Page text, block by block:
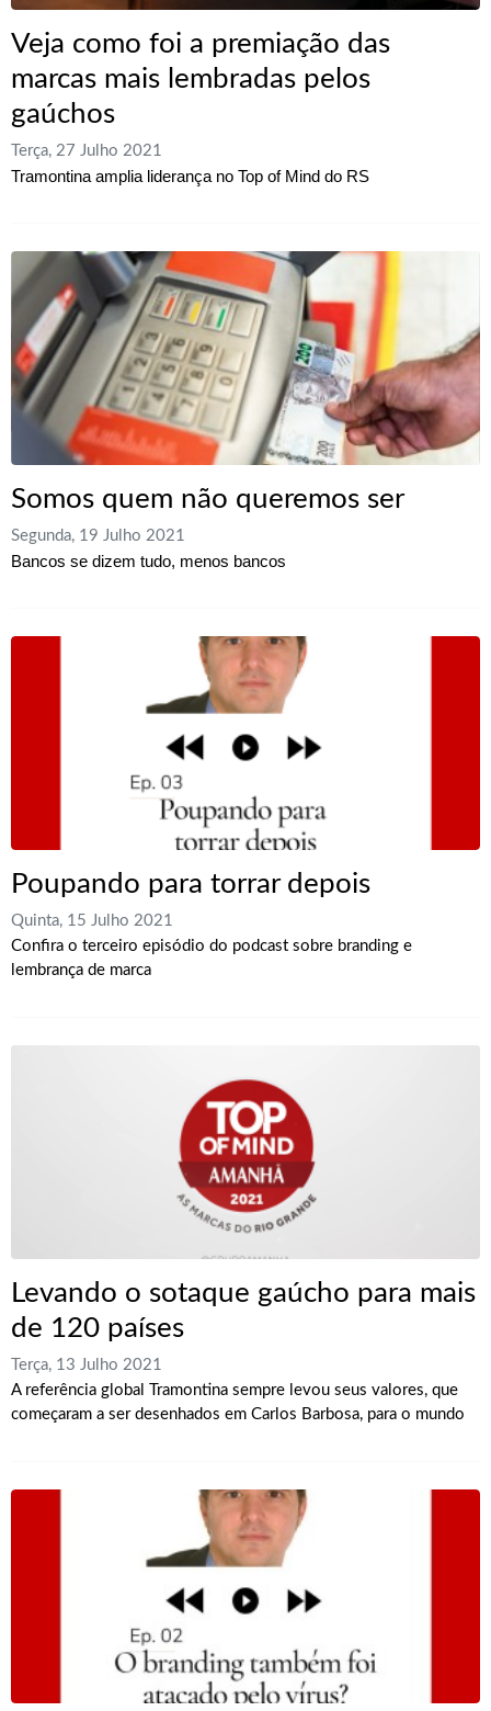
Veja como foi a premiação das
marcas mais lembradas pelos
gaúchos
Terça, 27 Julho 2021
Tramontina amplia liderança no Top of Mind do RS
Somos quem não queremos ser
Segunda, 19 Julho 2021
Bancos se dizem tudo, menos bancos
Poupando para torrar depois
Quinta, 15 Julho 2021
Confira o terceiro episódio do podcast sobre branding e
lembrança de marca
Levando o sotaque gaúcho para mais
de 120 países
Terça, 13 Julho 2021
A referência global Tramontina sempre levou seus valores, que
começaram a ser desenhados em Carlos Barbosa, para o mundo